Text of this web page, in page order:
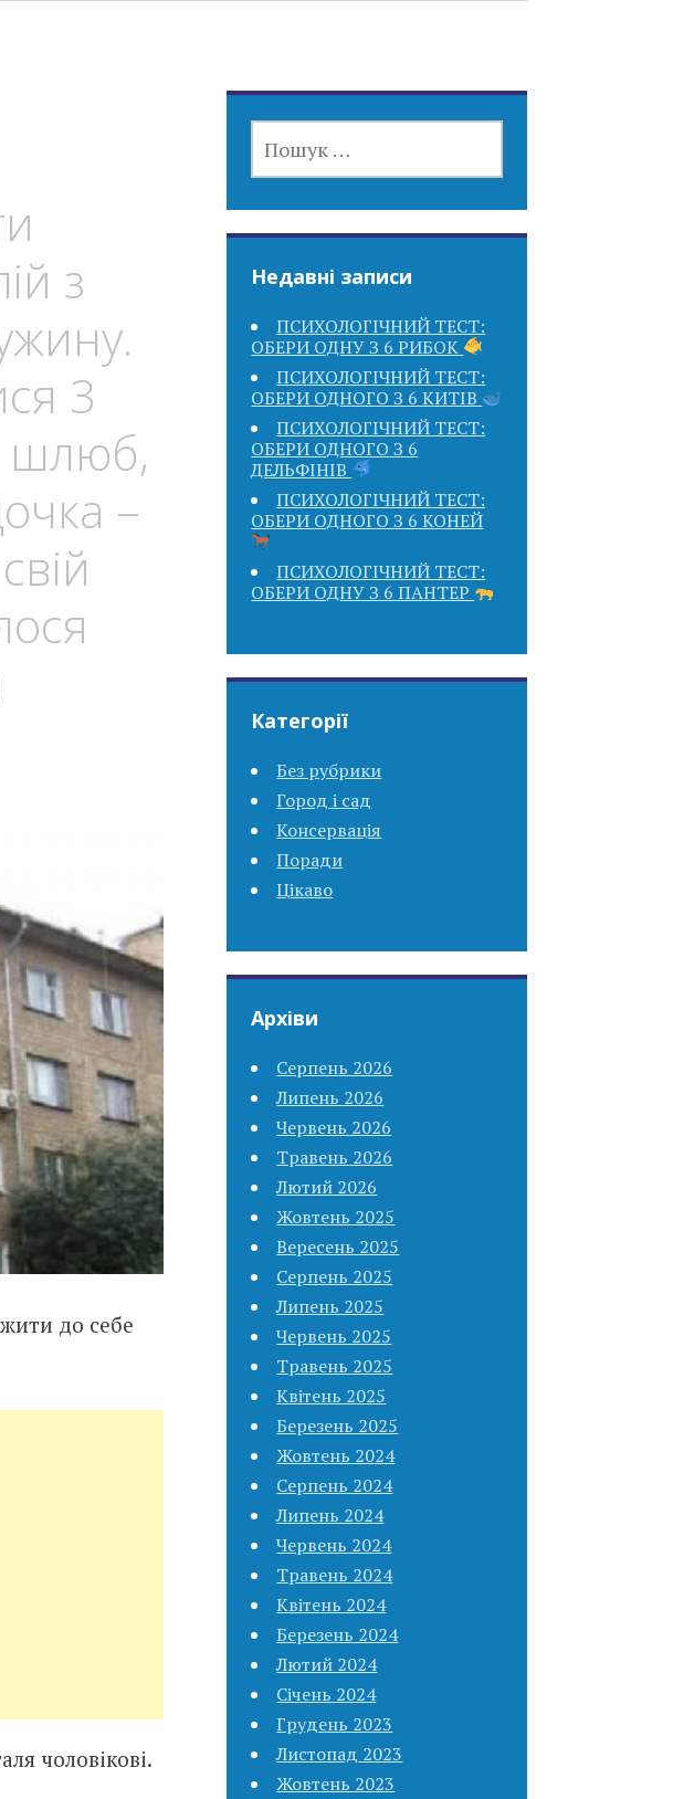
з
3
шлюб,
–
до себе
чоловікові.
Недавні записи
ПСИХОЛОГІЧНИЙ ТЕСТ:
ОБЕРИ ОДНУ З 6 РИБОК
ПСИХОЛОГІЧНИЙ ТЕСТ:
ОБЕРИ ОДНОГО З 6 КИТІВ
ПСИХОЛОГІЧНИЙ ТЕСТ:
ОБЕРИ ОДНОГО З 6
ДЕЛЬФІНІВ
ПСИХОЛОГІЧНИЙ ТЕСТ:
ОБЕРИ ОДНОГО З 6 КОНЕЙ
ПСИХОЛОГІЧНИЙ ТЕСТ:
ОБЕРИ ОДНУ З 6 ПАНТЕР
Категорії
Без рубрики
Город і сад
Консервація
Поради
Цікаво
Архіви
Серпень 2026
Липень 2026
Червень 2026
Травень 2026
Лютий 2026
Жовтень 2025
Вересень 2025
Серпень 2025
Липень 2025
Червень 2025
Травень 2025
Квітень 2025
Березень 2025
Жовтень 2024
Серпень 2024
Липень 2024
Червень 2024
Травень 2024
Квітень 2024
Березень 2024
Лютий 2024
Січень 2024
Грудень 2023
Листопад 2023
Жовтень 2023